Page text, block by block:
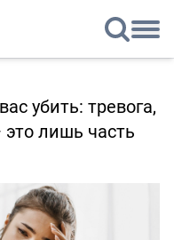
убить: тревога,
лишь часть